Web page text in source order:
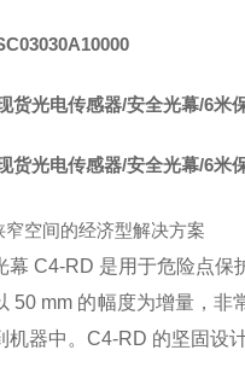
货光电传感器/安全光幕/6米
货光电传感器/安全光幕/6米
窄空间的经济型解决方案
幕 C4-RD 是用于危险点保
50 mm 的幅度为增量，非
机器中。C4-RD 的坚固设